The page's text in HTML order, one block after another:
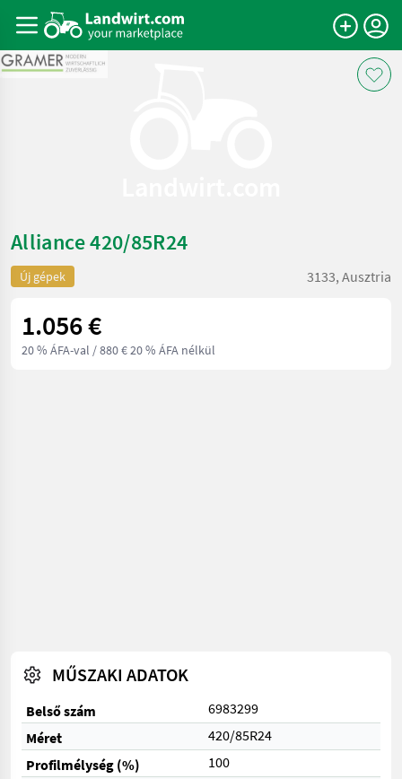
Alliance 420/85R24
Új gépek 3133, Ausztria
1.056 €
20 % ÁFA-val / 880 € 20 % ÁFA nélkül
MŰSZAKI ADATOK
Belső szám
6983299
Méret
420/85R24
Profilmélység (%)
100